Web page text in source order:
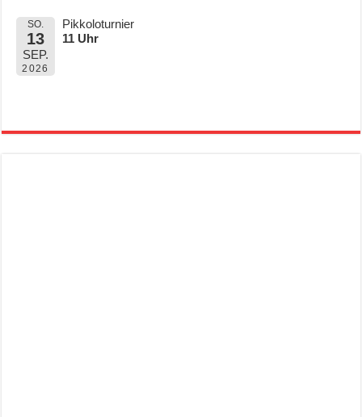
SO.
13
SEP.
2026
Pikkoloturnier
11 Uhr